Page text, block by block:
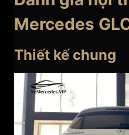
Mercedes
Thiết kế chung